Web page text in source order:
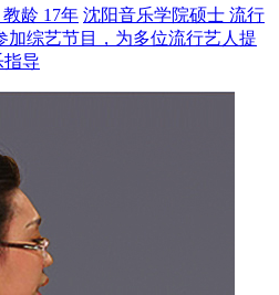
龄 17年 沈阳音乐学院硕士 流行
加综艺节目，为多位流行艺人提
导